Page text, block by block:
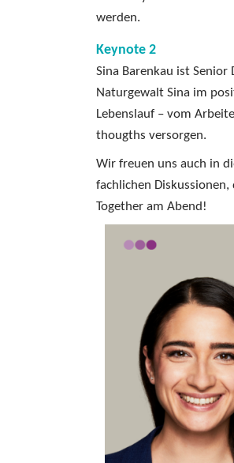
werden.
Keynote 2
Sina Barenkau ist
Naturgewalt Sina im
Lebenslauf – vom
thougths versorgen.
Wir freuen uns auch in
fachlichen
Together am Abend!